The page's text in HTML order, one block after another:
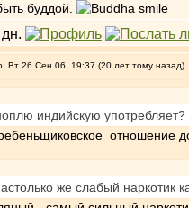
буддой.
Вт 26 Сен 06, 19:37 (20 лет тому назад)
индийскую
отношение
же слабый наркотик